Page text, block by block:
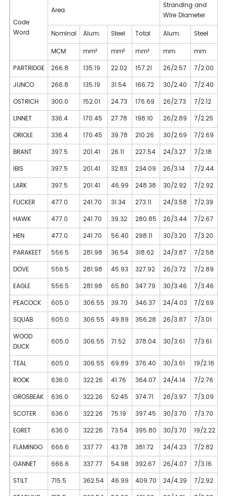
Code
Word
Area
Stranding and
Wire Diameter
Nominal Alum. Steel Total Alum.
Steel
MCM
mm² mm² mm² mm mm
PARTRIDGE
266.8 135.19 22.02 157.21 26/2.57 7/2.00
JUNCO
266.8 135.19 31.54 166.72 30/2.40 7/2.40
OSTRICH
300.0 152.01 24.73 176.69 26/2.73 7/2.12
LINNET
336.4 170.45 27.78 198.10 26/2.89 7/2.25
ORIOLE
336.4 170.45 39.78 210.26 30/2.69 7/2.69
BRANT
397.5 201.41 26.11 227.54 24/3.27 7/2.18
IBIS
397.5 201.41 32.83 234.09 26/3.14 7/2.44
LARK
397.5 201.41 46.99 248.38 30/2.92 7/2.92
FLICKER
477.0 241.70 31.34 273.11 24/3.58 7/2.39
HAWK
477.0 241.70 39.32 280.85 26/3.44 7/2.67
HEN
477.0 241.70 56.40 298.11 30/3.20 7/3.20
PARAKEET
556.5 281.98 36.54 318.62 24/3.87 7/2.58
DOVE
556.5 281.98 45.93 327.92 26/3.72 7/2.89
EAGLE
556.5 281.98 65.80 347.79 30/3.46 7/3.46
PEACOCK
605.0 306.55 39.70 346.37 24/4.03 7/2.69
SQUAB
605.0 306.55 49.89 356.28 26/3.87 7/3.01
WOOD
DUCK
605.0 306.55 71.52 378.04 30/3.61 7/3.61
TEAL 605.0 306.55 69.89 376.40 30/3.61 19/2.16
ROOK
636.0 322.26 41.76 364.07 24/4.14 7/2.76
GROSBEAK
636.0 322.26 52.45 374.71 26/3.97 7/3.09
SCOTER
636.0 322.26 75.19 397.45 30/3.70 7/3.70
EGRET
636.0 322.26 73.54 395.80 30/3.70 19/2.22
FLAMINGO
666.6 337.77 43.78 381.72 24/4.23 7/2.82
GANNET
666.6 337.77 54.98 392.67 26/4.07 7/3.16
STILT
715.5 362.54 46.99 409.70 24/4.39 7/2.92